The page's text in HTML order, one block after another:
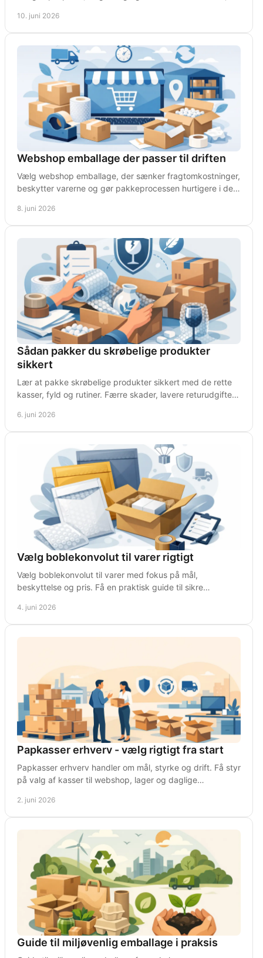
10. juni 2026
Webshop emballage der passer til driften
Vælg webshop emballage, der sænker fragtomkostninger,
beskytter varerne og gør pakkeprocessen hurtigere i den
8. juni 2026
Sådan pakker du skrøbelige produkter
sikkert
Lær at pakke skrøbelige produkter sikkert med de rette
kasser, fyld og rutiner. Færre skader, lavere returudgifter
6. juni 2026
Vælg boblekonvolut til varer rigtigt
Vælg boblekonvolut til varer med fokus på mål,
beskyttelse og pris. Få en praktisk guide til sikre
4. juni 2026
Papkasser erhverv - vælg rigtigt fra start
Papkasser erhverv handler om mål, styrke og drift. Få styr
på valg af kasser til webshop, lager og daglige
2. juni 2026
Guide til miljøvenlig emballage i praksis